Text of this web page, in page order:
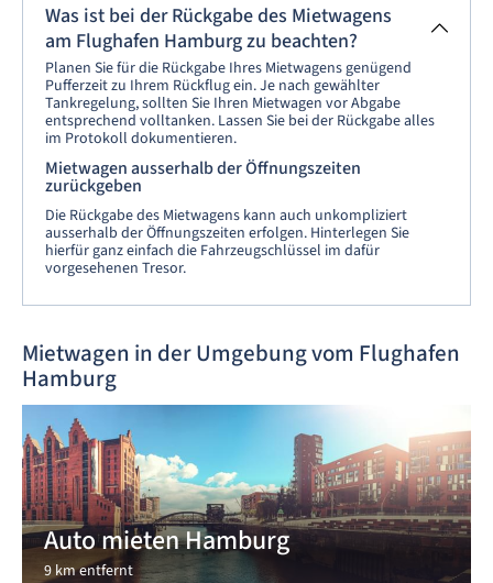
Was ist bei der Rückgabe des Mietwagens
am Flughafen Hamburg zu beachten?
Planen Sie für die Rückgabe Ihres Mietwagens genügend
Pufferzeit zu Ihrem Rückflug ein. Je nach gewählter
Tankregelung, sollten Sie Ihren Mietwagen vor Abgabe
entsprechend volltanken. Lassen Sie bei der Rückgabe alles
im Protokoll dokumentieren.
Mietwagen ausserhalb der Öffnungszeiten
zurückgeben
Die Rückgabe des Mietwagens kann auch unkompliziert
ausserhalb der Öffnungszeiten erfolgen. Hinterlegen Sie
hierfür ganz einfach die Fahrzeugschlüssel im dafür
vorgesehenen Tresor.
Mietwagen in der Umgebung vom Flughafen
Hamburg
Auto mieten Hamburg
9 km entfernt